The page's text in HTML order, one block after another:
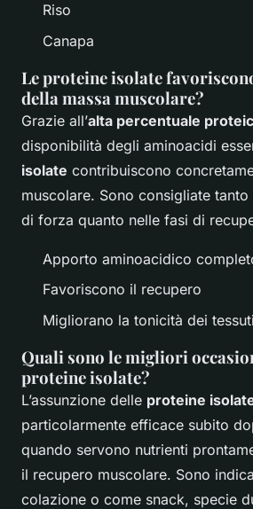
Riso
Canapa
Le proteine isolate
della massa muscolare?
Grazie all’alta percentuale
disponibilità degli aminoacidi
isolate contribuiscono
muscolare. Sono consigliate tanto
di forza quanto nelle fasi di
Apporto aminoacidico
Favoriscono il recupero
Migliorano la tonicità dei
Quali sono le migliori
proteine isolate?
L’assunzione delle proteine
particolarmente efficace subito
quando servono nutrienti
il recupero muscolare. Sono
colazione o come snack, specie